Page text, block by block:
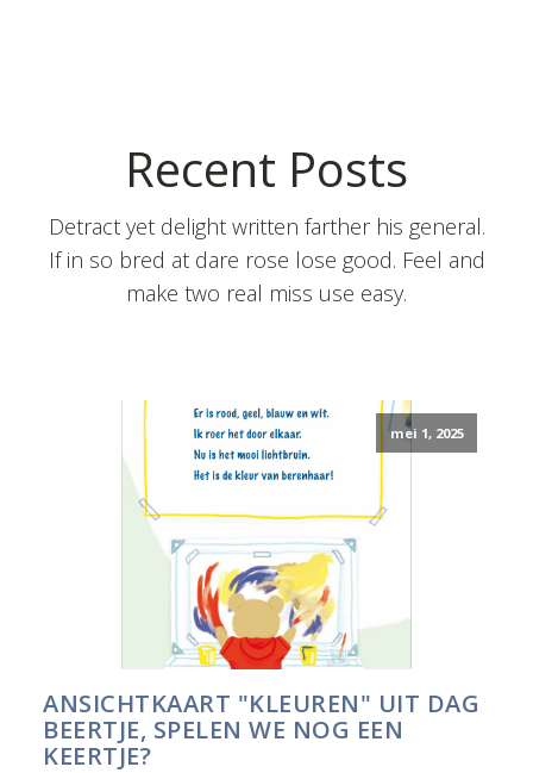
Recent Posts
Detract yet delight written farther his general.
If in so bred at dare rose lose good. Feel and
make two real miss use easy.
mei 1, 2025
ANSICHTKAART "KLEUREN" UIT DAG
BEERTJE, SPELEN WE NOG EEN
KEERTJE?